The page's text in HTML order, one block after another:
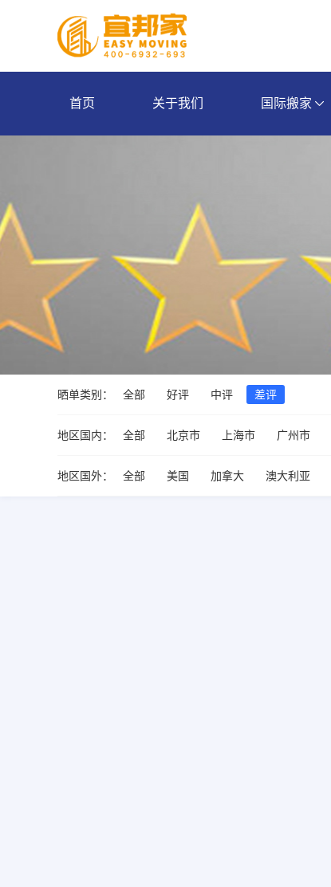
首页 关于我们 国际搬家
晒单类别： 全部 好评 中评 差评
地区国内： 全部 北京市 上海市 广州市
地区国外： 全部 美国 加拿大 澳大利亚